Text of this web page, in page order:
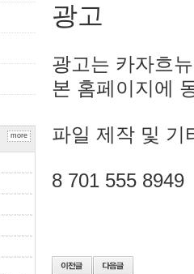
more
광고
광고는 카자흐
본 홈페이지에
파일 제작 및 기
8 701 555 8949